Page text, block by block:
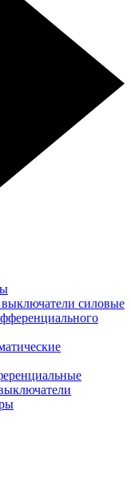
силовые